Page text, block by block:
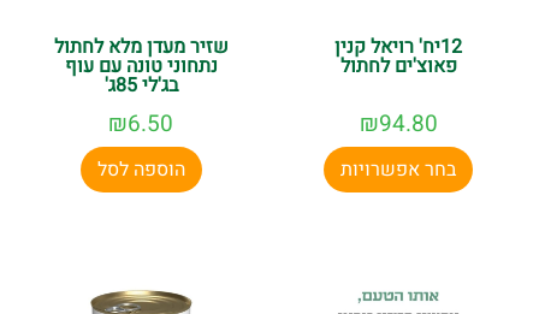
12יח' רויאל קנין
פאוצ'ים לחתול
₪94.80
בחר אפשרויות
שזיר מעדן מלא לחתול
נתחוני טונה עם עוף
בג'לי 85ג'
₪6.50
הוספה לסל